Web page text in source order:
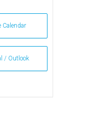
Calendar
/ Outlook